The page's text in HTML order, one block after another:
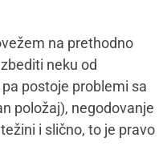
na prethodno
neku od
postoje problemi sa
položaj), negodovanje
i slično, to je pravo